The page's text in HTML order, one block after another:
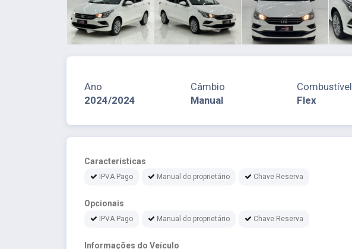
Ano
2024/2024
Câmbio
Manual
Combustível
Flex
Características
IPVA Pago Manual do proprietário Chave Reserva
Opcionais
IPVA Pago Manual do proprietário Chave Reserva
Informações do Veículo